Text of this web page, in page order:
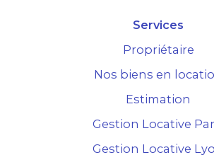
Services
Propriétaire
Nos biens en
Estimation
Gestion Locative
Gestion Locative